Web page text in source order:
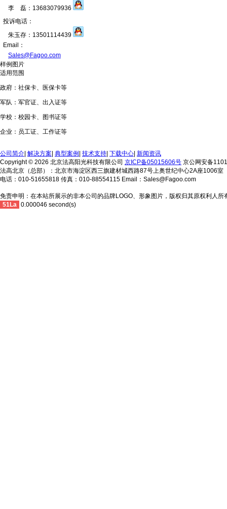
李 磊：13683079936
投诉电话：
朱玉存：13501114439
Email：
Sales@Fagoo.com
样例图片
适用范围
政府：社保卡、医保卡等
军队：军官证、出入证等
学校：校园卡、图书证等
企业：员工证、工作证等
公司简介 解决方案 典型案例 技术支持 下载中心 新闻资讯
Copyright © 2026 北京法高阳光科技有限公司 京ICP备05015606号 京公网安备
法高北京（总部）：北京市海淀区西三旗建材城西路87号上奥世纪中心2A座1006室
电话：010-51655818 传真：010-88554115 Email：Sales@Fagoo.com
免责申明：在本站所展示的非本公司的品牌LOGO、形象图片，版权归其原权利人所
51La 0.000046 second(s)